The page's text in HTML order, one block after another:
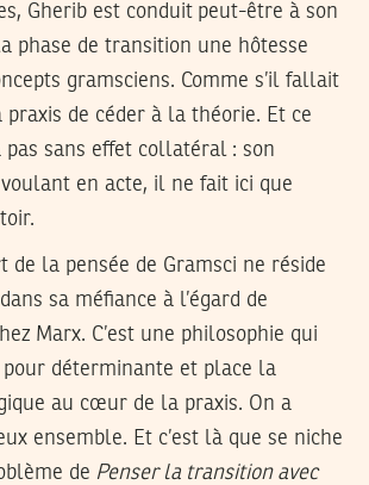
Gherib est conduit peut-être à son
phase de transition une hôtesse
gramsciens. Comme s’il fallait
praxis de céder à la théorie. Et ce
pas sans effet collatéral : son
en acte, il ne fait ici que
de la pensée de Gramsci ne réside
sa méfiance à l’égard de
Marx. C’est une philosophie qui
déterminante et place la
au cœur de la praxis. On a
ensemble. Et c’est là que se niche
de Penser la transition avec